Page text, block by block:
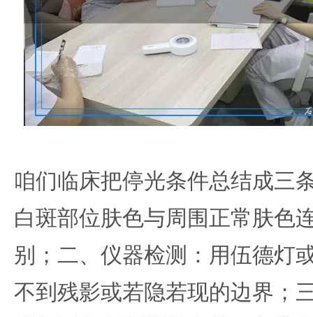
咱们临床把停光条件总结成三
白斑部位肤色与周围正常肤色
别；二、仪器检测：用伍德灯
不到残影或若隐若现的边界；